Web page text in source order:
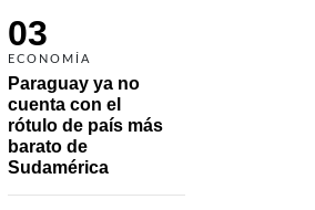
03
ECONOMÍA
Paraguay ya no
cuenta con el
rótulo de país más
barato de
Sudamérica